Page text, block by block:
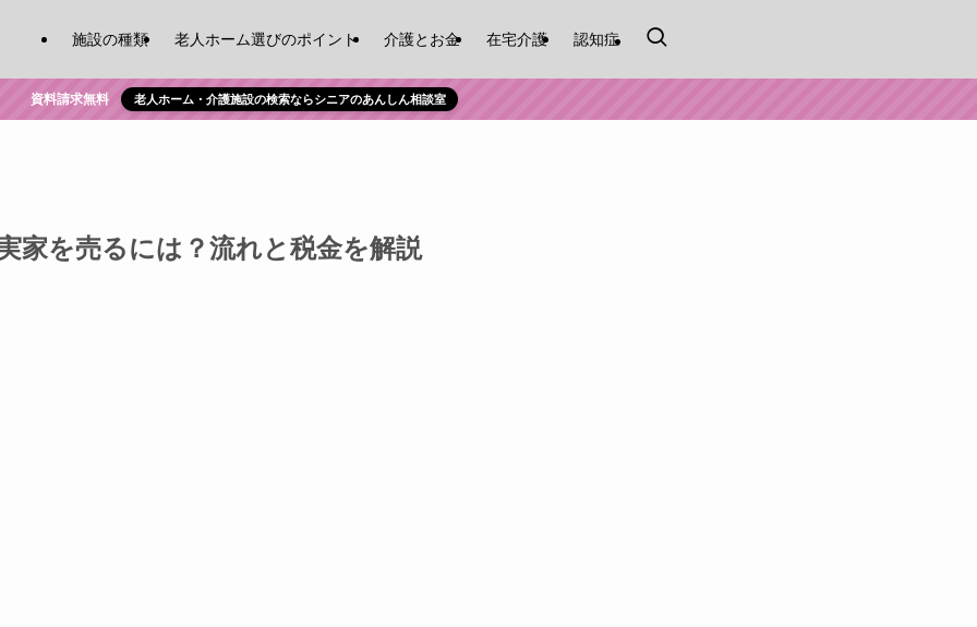
施設の種類 老人ホーム選びのポイント 介護とお金 在宅介護 認知症
資料請求無料 老人ホーム・介護施設の検索ならシニアのあんしん相談室
家を売るには？流れと税金を解説